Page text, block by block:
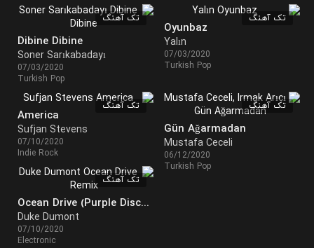
تک آهنگ
Oyunbaz
Yalın
07/03/2020
Turkish Pop
تک آهنگ
Dibine Dibine
Soner Sarıkabadayı
07/03/2020
Turkish Pop
تک آهنگ
Gün Ağarmadan
Mustafa Ceceli
06/12/2020
Turkish Pop
تک آهنگ
America
Sufjan Stevens
07/10/2020
Indie Rock
تک آهنگ
Ocean Drive (Purple Disco Machine Remix)
Duke Dumont
07/10/2020
Electronic